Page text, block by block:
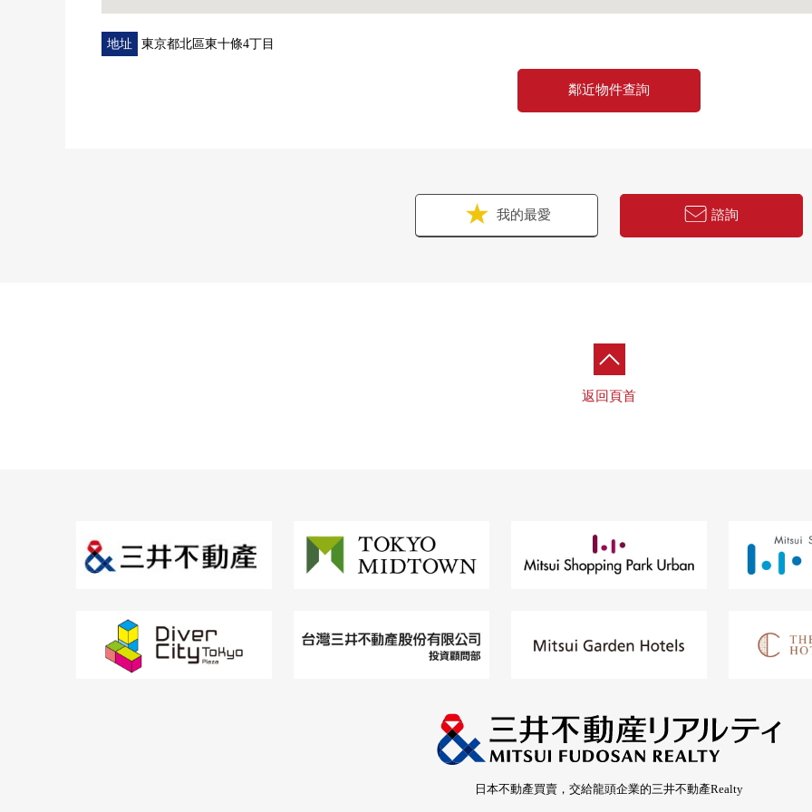
地址 東京都北區東十條4丁目
鄰近物件查詢
我的最愛 諮詢
返回頁首
日本不動產買賣，交給龍頭企業的三井不動產Realty